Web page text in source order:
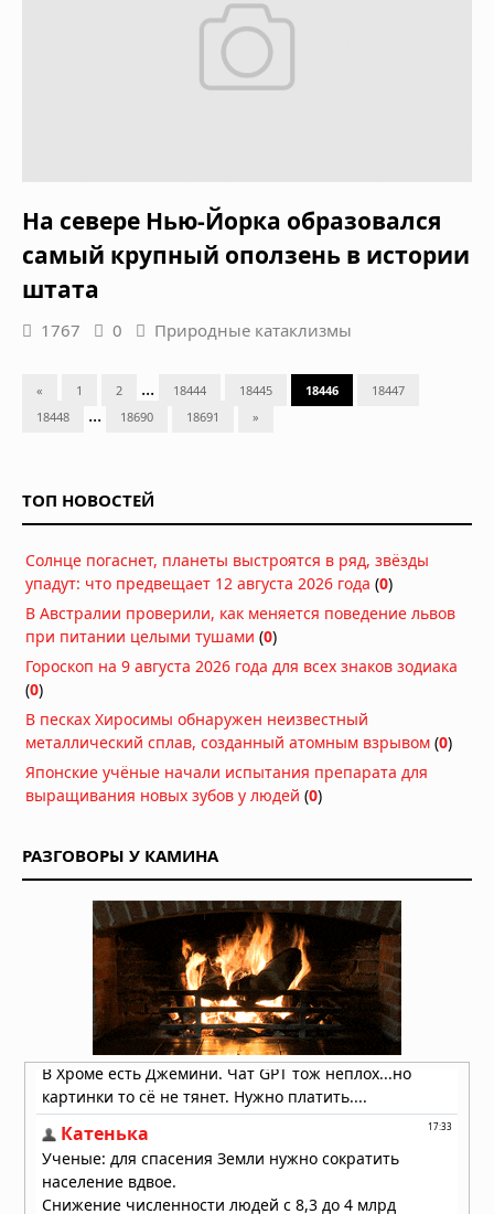
На севере Нью-Йорка образовался
самый крупный оползень в истории
штата
1767 0 Природные катаклизмы
« 1 2 ... 18444 18445 18446
18447
18448
... 18690 18691 »
ТОП НОВОСТЕЙ
Солнце погаснет, планеты выстроятся в ряд, звёзды
упадут: что предвещает 12 августа 2026 года (0)
В Австралии проверили, как меняется поведение львов
при питании целыми тушами (0)
Гороскоп на 9 августа 2026 года для всех знаков зодиака
(0)
В песках Хиросимы обнаружен неизвестный
металлический сплав, созданный атомным взрывом (0)
Японские учёные начали испытания препарата для
выращивания новых зубов у людей (0)
РАЗГОВОРЫ У КАМИНА